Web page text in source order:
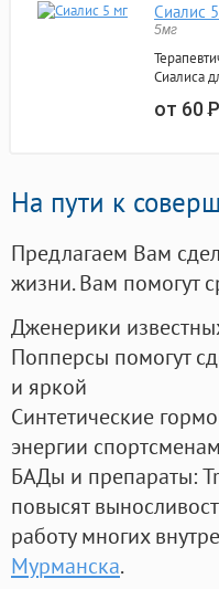
Сиалис
5мг
Сиалиса
от 60Р
На пути к
Предлагаем Вам
жизни. Вам помогут
Дженерики
Попперсы помогут
и яркой
Синтетические
энергии
БАДы и препараты:
повысят
работу многих
Мурманска.